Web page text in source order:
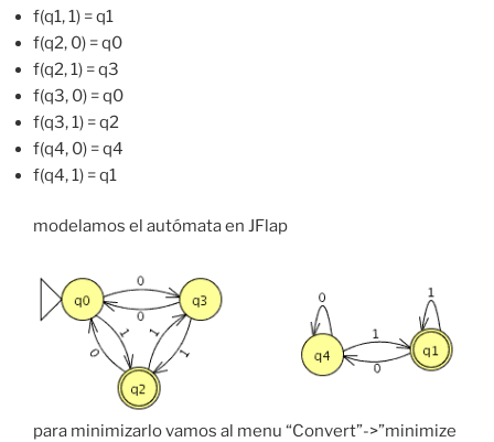
f(q1, 1) = q1
f(q2, 0) = q0
f(q2, 1) = q3
f(q3, 0) = q0
f(q3, 1) = q2
f(q4, 0) = q4
f(q4, 1) = q1
modelamos el autómata en JFlap
para minimizarlo vamos al menu “Convert”->”minimize